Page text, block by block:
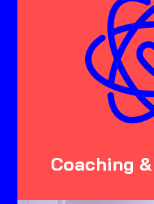
Coaching